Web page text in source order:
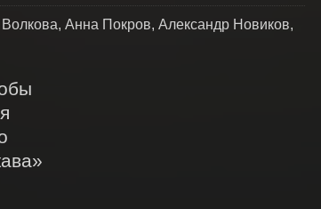
Анна Покров, Александр Новиков,